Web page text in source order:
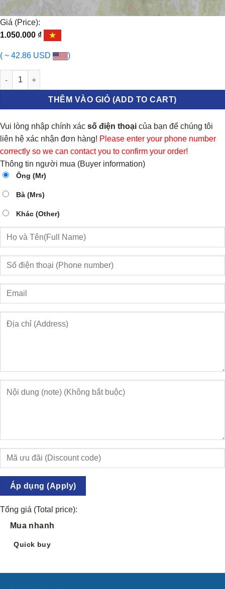
Giá (Price):
1.050.000 ₫
( ~ 42.86 USD )
GIẢM XÓC SAU FORD MONDEO 2.5 số lượng
THÊM VÀO GIỎ (ADD TO CART)
Vui lòng nhập chính xác số điện thoại của bạn để chúng tôi
liên hệ xác nhận đơn hàng! Please enter your phone number
correctly so we can contact you to confirm your order!
Thông tin người mua (Buyer information)
Ông (Mr)
Bà (Mrs)
Khác (Other)
Áp dụng (Apply)
Tổng giá (Total price):
Mua nhanh
Quick buy